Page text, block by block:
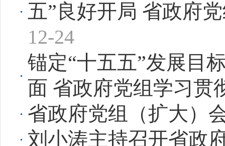
五”良好开局 省政府
12-24
锚定“十五五”发展目
面 省政府党组学习贯
省政府党组（扩大）
刘小涛主持召开省政